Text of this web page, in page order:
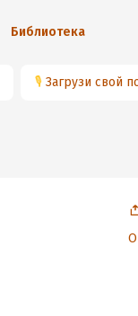
Библиотека
🎙 Загрузи свой